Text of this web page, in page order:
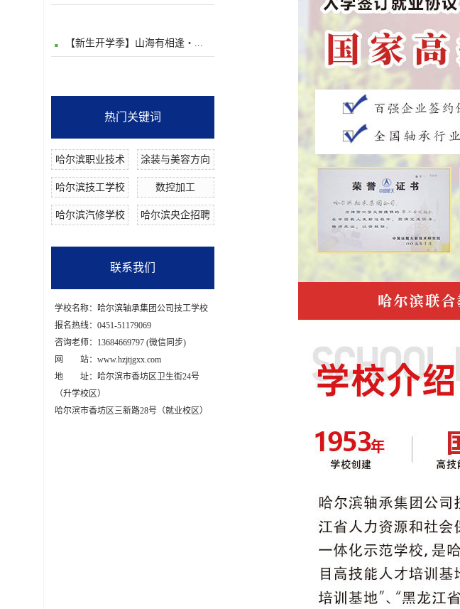
【新生开学季】山海有相逢・...
热门关键词
哈尔滨职业技术 涂装与美容方向
哈尔滨技工学校 数控加工
哈尔滨汽修学校 哈尔滨央企招聘
联系我们
学校名称：哈尔滨轴承集团公司技工学校
报名热线：0451-51179069
咨询老师：13684669797 (微信同步)
网 站：www.hzjtjgxx.com
地 址：哈尔滨市香坊区卫生街24号
（升学校区）
哈尔滨市香坊区三新路28号（就业校区）